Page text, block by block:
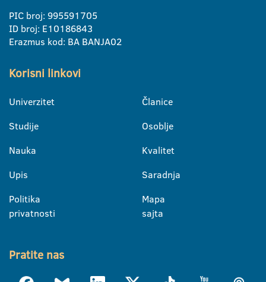
PIC broj: 995591705
ID broj: E10186843
Erazmus kod: BA BANJA02
Korisni linkovi
Univerzitet
Studije
Nauka
Upis
Politika
privatnosti
Članice
Osoblje
Kvalitet
Saradnja
Mapa
sajta
Pratite nas